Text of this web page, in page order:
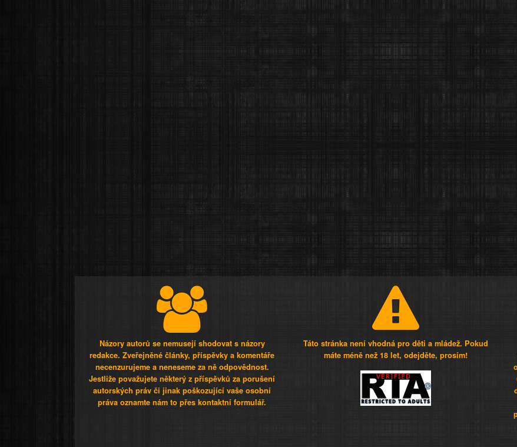
Názory autorů se nemusejí shodovat s názory
redakce. Zveřejněné články, příspěvky a komentáře
necenzurujeme a neneseme za ně odpovědnost.
Jestliže považujete některý z příspěvků za porušení
autorských práv či jinak poškozující vaše osobní
práva oznamte nám to přes kontaktní formulář.
Táto stránka není vhodná pro děti a mládež. Pokud
máte méně než 18 let, odejděte, prosím!